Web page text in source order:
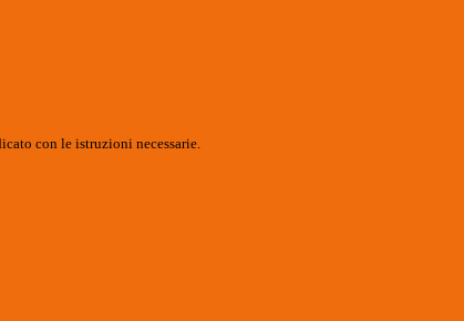
con le istruzioni necessarie.